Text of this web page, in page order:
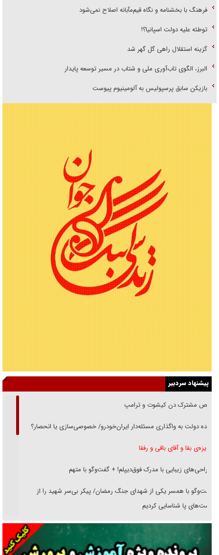
فرهنگ با بخشنامه و نگاه قیم‌مآبانه اصلاح نمی‌شود
توطئه علیه دولت اسپانیا؟!
گزینه استقلال راهی گل گهر شد
البرز، الگوی تاب‌آوری ملی و شتاب در مسیر توسعه پایدار
بازیکن سابق پرسپولیس به آلومینیوم پیوست
پیشنهاد سردبیر
رقص مشترک دن کیشوت و ترامپ
دنده دولت به واگذاری مسئله‌دار ایران‌خودرو/ خصوصی‌سازی یا انحصار؟
غریزه‌ی بقا و آقای باقی و رفقا
جراحی‌های زیبایی با مدرک فوق‌دیپلم! + گفت‌وگو با متهم
گفت‌وگو با همسر یکی از شهدای جنگ رمضان/ پیکر بی‌سر شهید را از
انگشت‌های پا شناسایی کردیم
نسلی که آنلاین الگو می‌گیرد
گفت‌وگو با آیت‌الله جاودان/ جفای مخالفان مکانت معنوی رهبر شهید را